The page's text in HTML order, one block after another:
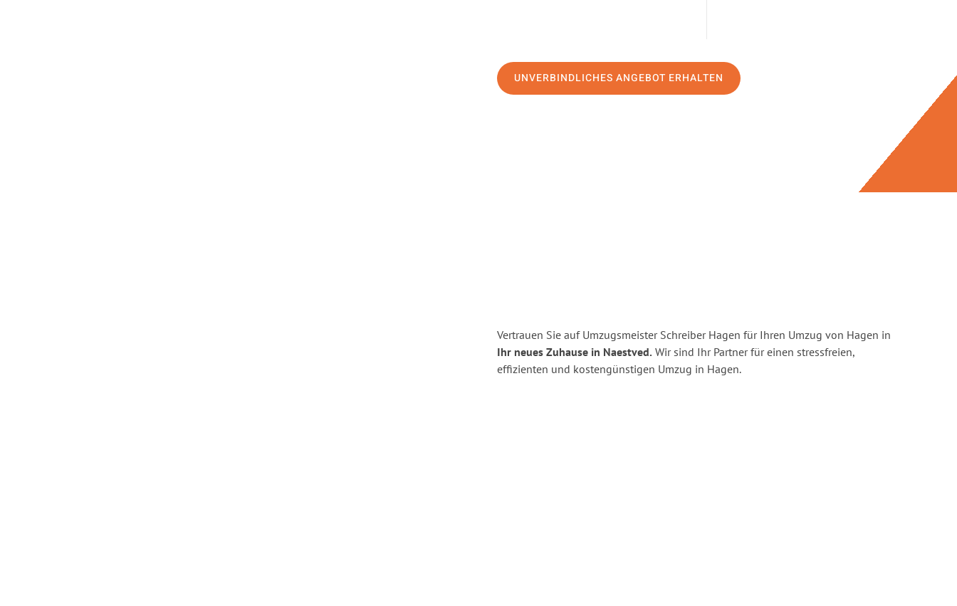
UNVERBINDLICHES ANGEBOT ERHALTEN
Vertrauen Sie auf Umzugsmeister Schreiber Hagen für Ihren Umzug von Hagen in
Ihr neues Zuhause in Naestved. Wir sind Ihr Partner für einen stressfreien,
effizienten und kostengünstigen Umzug in Hagen.